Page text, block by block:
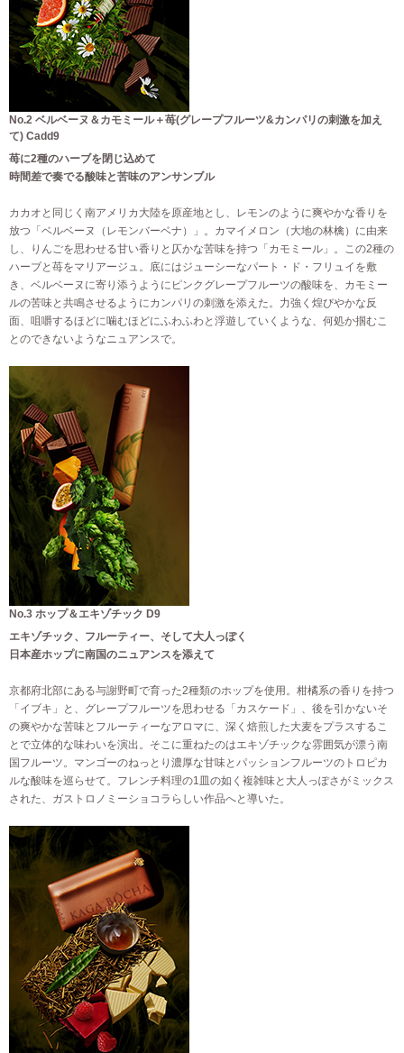
No.2 ベルベーヌ＆カモミール＋苺(グレープフルーツ&カンパリの刺激を加え
て) Cadd9
苺に2種のハーブを閉じ込めて
時間差で奏でる酸味と苦味のアンサンブル
カカオと同じく南アメリカ大陸を原産地とし、レモンのように爽やかな香りを
放つ「ベルベーヌ（レモンバーベナ）」。カマイメロン（大地の林檎）に由来
し、りんごを思わせる甘い香りと仄かな苦味を持つ「カモミール」。この2種の
ハーブと苺をマリアージュ。底にはジューシーなパート・ド・フリュイを敷
き、ベルベーヌに寄り添うようにピンクグレープフルーツの酸味を、カモミー
ルの苦味と共鳴させるようにカンパリの刺激を添えた。力強く煌びやかな反
面、咀嚼するほどに噛むほどにふわふわと浮遊していくような、何処か掴むこ
とのできないようなニュアンスで。
No.3 ホップ＆エキゾチック D9
エキゾチック、フルーティー、そして大人っぽく
日本産ホップに南国のニュアンスを添えて
京都府北部にある与謝野町で育った2種類のホップを使用。柑橘系の香りを持つ
「イブキ」と、グレープフルーツを思わせる「カスケード」、後を引かないそ
の爽やかな苦味とフルーティーなアロマに、深く焙煎した大麦をプラスするこ
とで立体的な味わいを演出。そこに重ねたのはエキゾチックな雰囲気が漂う南
国フルーツ。マンゴーのねっとり濃厚な甘味とパッションフルーツのトロピカ
ルな酸味を巡らせて。フレンチ料理の1皿の如く複雑味と大人っぽさがミックス
された、ガストロノミーショコラらしい作品へと導いた。